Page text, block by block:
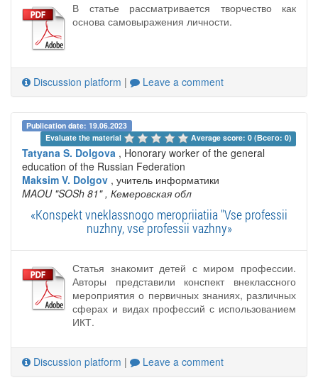
В статье рассматривается творчество как
основа самовыражения личности.
Discussion platform | Leave a comment
Publication date: 19.06.2023
Evaluate the material
Average score: 0 (Всего: 0)
Tatyana S. Dolgova , Honorary worker of the general
education of the Russian Federation
Maksim V. Dolgov , учитель информатики
MAOU "SOSh 81" , Кемеровская обл
«Konspekt vneklassnogo meropriiatiia "Vse professii
nuzhny, vse professii vazhny»
Статья знакомит детей с миром профессии.
Авторы представили конспект внеклассного
мероприятия о первичных знаниях, различных
сферах и видах профессий с использованием
ИКТ.
Discussion platform | Leave a comment